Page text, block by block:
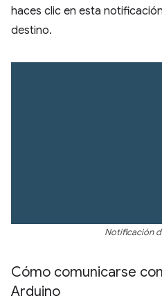
haces clic en esta
destino.
Notificación
Cómo comunicarse
Arduino